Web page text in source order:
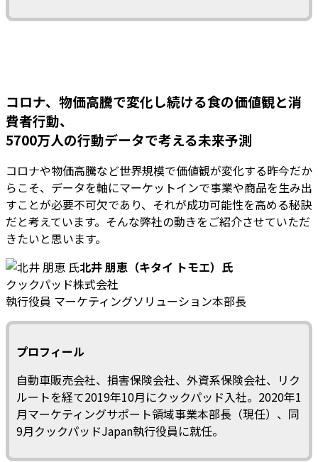
コロナ、物価高騰で変化し続ける食の価値観と消
費者行動、
5700万人の行動データで考える未来予測
コロナや物価高騰など世界規模で価値観が変化する昨今だか
らこそ、データを軸にマーケットインで事業や商品を生み出
すことが必要不可欠であり、それが成功可能性を高める秘訣
だと考えています。そんな弊社の動きをご紹介させていただ
きたいと思います。
北井 朋恵（キタイ トモエ）氏
クックパッド株式会社
執行役員 マーケティングソリューション本部長
プロフィール
自動車販売会社、損害保険会社、外資系保険会社、リク
ルートを経て2019年10月にクックパッド入社。2020年1
月マーケティングサポート領域事業本部長（現任）、同
9月クックパッドJapan執行役員に就任。